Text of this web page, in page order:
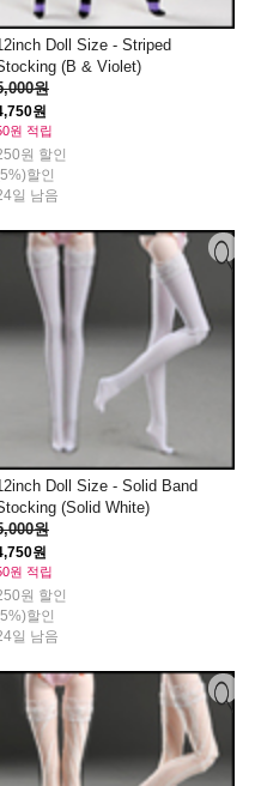
Doll Size - Striped
(B & Violet)
원
원
원 적립
원 할인
할인
일 남음
Doll Size - Solid Band
(Solid White)
원
원
원 적립
원 할인
할인
일 남음